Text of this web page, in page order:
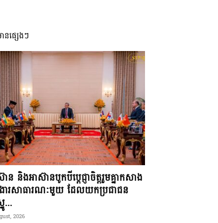
នផ្សេងៗ
ន និងអាស៊ានបូកបីប្តេជ្ញាចិត្តរួមគ្នាកសាង
ារសាធារណៈមួយ ដែលយកប្រជាជន
...
2026